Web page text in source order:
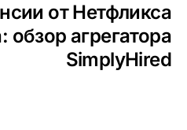
от Нетфликса
обзор агрегатора
SimplyHired